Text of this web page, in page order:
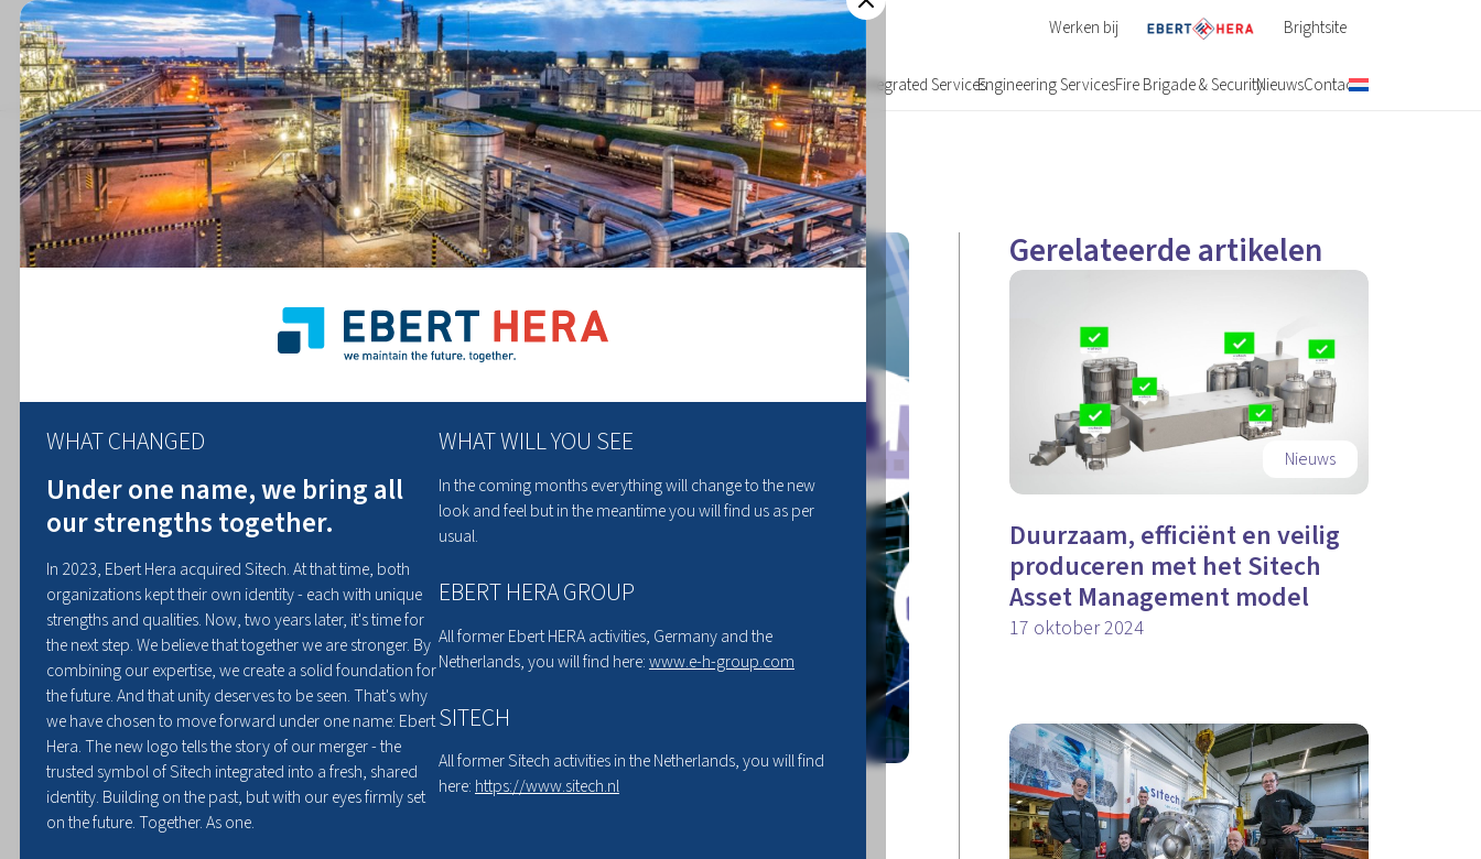
Werken bij Brightsite
Over onsIntegrated ServicesEngineering ServicesFire Brigade & SecurityNieuwsContact
alle artikelen
Sitech Innovatiedag 2022
Gerelateerde artikelen
Nieuws
Duurzaam, efficiënt en veilig
produceren met het Sitech
Asset Management model
17 oktober 2024
WHAT CHANGED
Under one name, we bring all
our strengths together.
In 2023, Ebert Hera acquired Sitech. At that time, both
organizations kept their own identity - each with unique
strengths and qualities. Now, two years later, it's time for
the next step. We believe that together we are stronger. By
combining our expertise, we create a solid foundation for
the future. And that unity deserves to be seen. That's why
we have chosen to move forward under one name: Ebert
Hera. The new logo tells the story of our merger - the
trusted symbol of Sitech integrated into a fresh, shared
identity. Building on the past, but with our eyes firmly set
on the future. Together. As one.
WHAT WILL YOU SEE
In the coming months everything will change to the new
look and feel but in the meantime you will find us as per
usual.
EBERT HERA GROUP
All former Ebert HERA activities, Germany and the
Netherlands, you will find here:www.e-h-group.com
SITECH
All former Sitech activities in the Netherlands, you will find
here: https://www.sitech.nl